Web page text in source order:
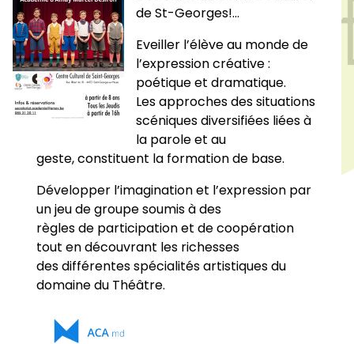
de St-Georges!…
Eveiller l’élève au monde de
l’expression créative :
poétique et dramatique.
Les approches des situations
scéniques diversifiées liées à
la parole et au
geste, constituent la formation de base.
Développer l’imagination et l’expression par
un jeu de groupe soumis à des
règles de participation et de coopération
tout en découvrant les richesses
des différentes spécialités artistiques du
domaine du Théâtre.